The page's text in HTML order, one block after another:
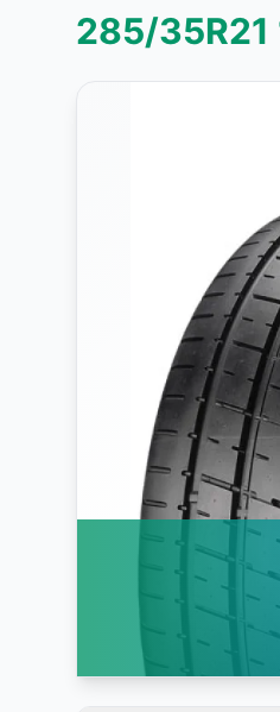
285/35R21